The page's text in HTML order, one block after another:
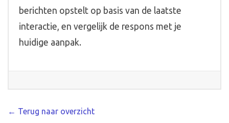
berichten opstelt op basis van de laatste
interactie, en vergelijk de respons met je
huidige aanpak.
← Terug naar overzicht